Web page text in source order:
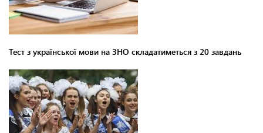
Тест з української мови на ЗНО складатиметься з 20 завдань